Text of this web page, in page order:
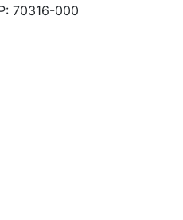
70316-000